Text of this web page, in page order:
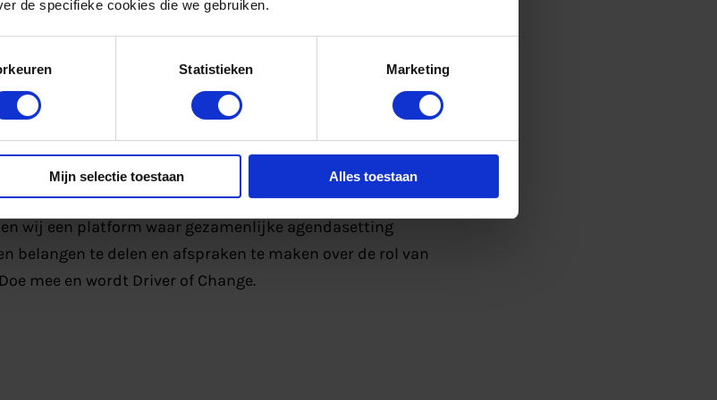
de specifieke cookies die we gebruiken.
Statistieken Marketing
Mijn selectie toestaan Alles toestaan
wij een platform waar gezamenlijke agendasetting
belangen te delen en afspraken te maken over de rol van
mee en wordt Driver of Change.